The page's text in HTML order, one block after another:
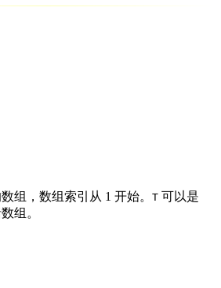
组，数组索引从 1 开始。 T 可以是
组。